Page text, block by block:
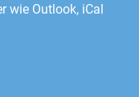
wie Outlook, iCal